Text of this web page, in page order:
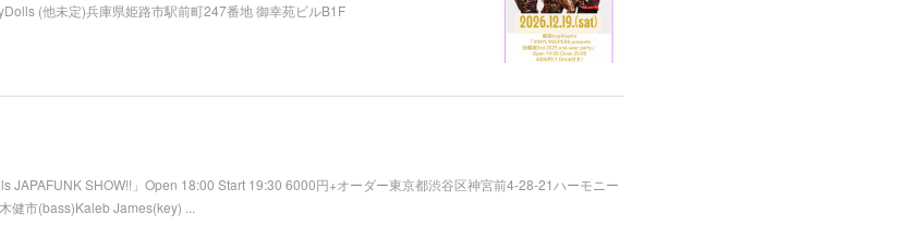
(他未定)兵庫県姫路市駅前町247番地 御幸苑ビルB1F
JAPAFUNK SHOW!!」Open 18:00 Start 19:30 6000円+オーダー東京都渋谷区神宮前4-28-21ハーモニー
健市(bass)Kaleb James(key) ...